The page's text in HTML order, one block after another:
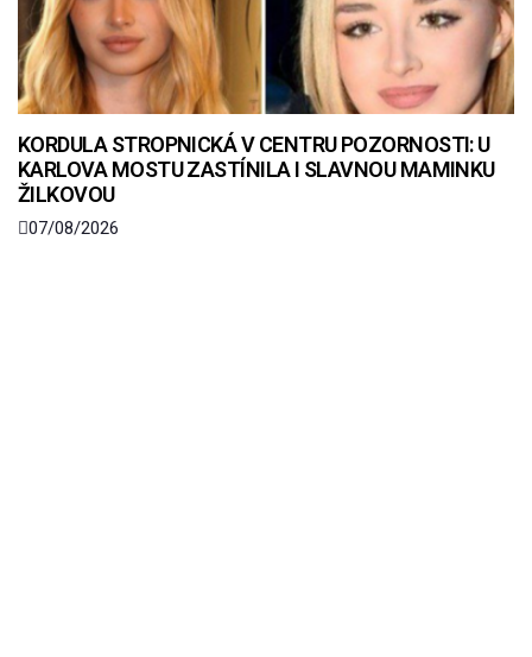
KORDULA STROPNICKÁ V CENTRU POZORNOSTI: U
KARLOVA MOSTU ZASTÍNILA I SLAVNOU MAMINKU
ŽILKOVOU
07/08/2026